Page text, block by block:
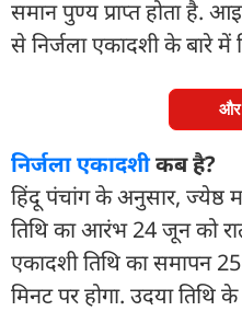
समान पुण्य प्राप्त होता है. आइए
से निर्जला एकादशी के बारे में
और
निर्जला एकादशीकब है?
हिंदू पंचांग के अनुसार, ज्येष्ठ
तिथि का आरंभ 24 जून को
एकादशी तिथि का समापन
मिनट पर होगा. उदया तिथि